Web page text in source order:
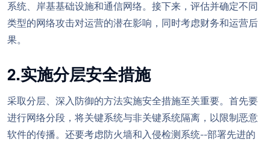
系统、岸基基础设施和通信网络。接下来，评估并确定不同
类型的网络攻击对运营的潜在影响，同时考虑财务和运营后
果。
2.实施分层安全措施
采取分层、深入防御的方法实施安全措施至关重要。首先要
进行网络分段，将关键系统与非关键系统隔离，以限制恶意
软件的传播。还要考虑防火墙和入侵检测系统--部署先进的